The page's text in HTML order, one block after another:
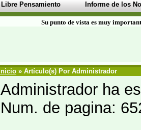
Libre Pensamiento Informe de los
Su punto de vista es muy
Inicio » Artículo(s) Por Administrador
Administrador ha
Num. de pagina: